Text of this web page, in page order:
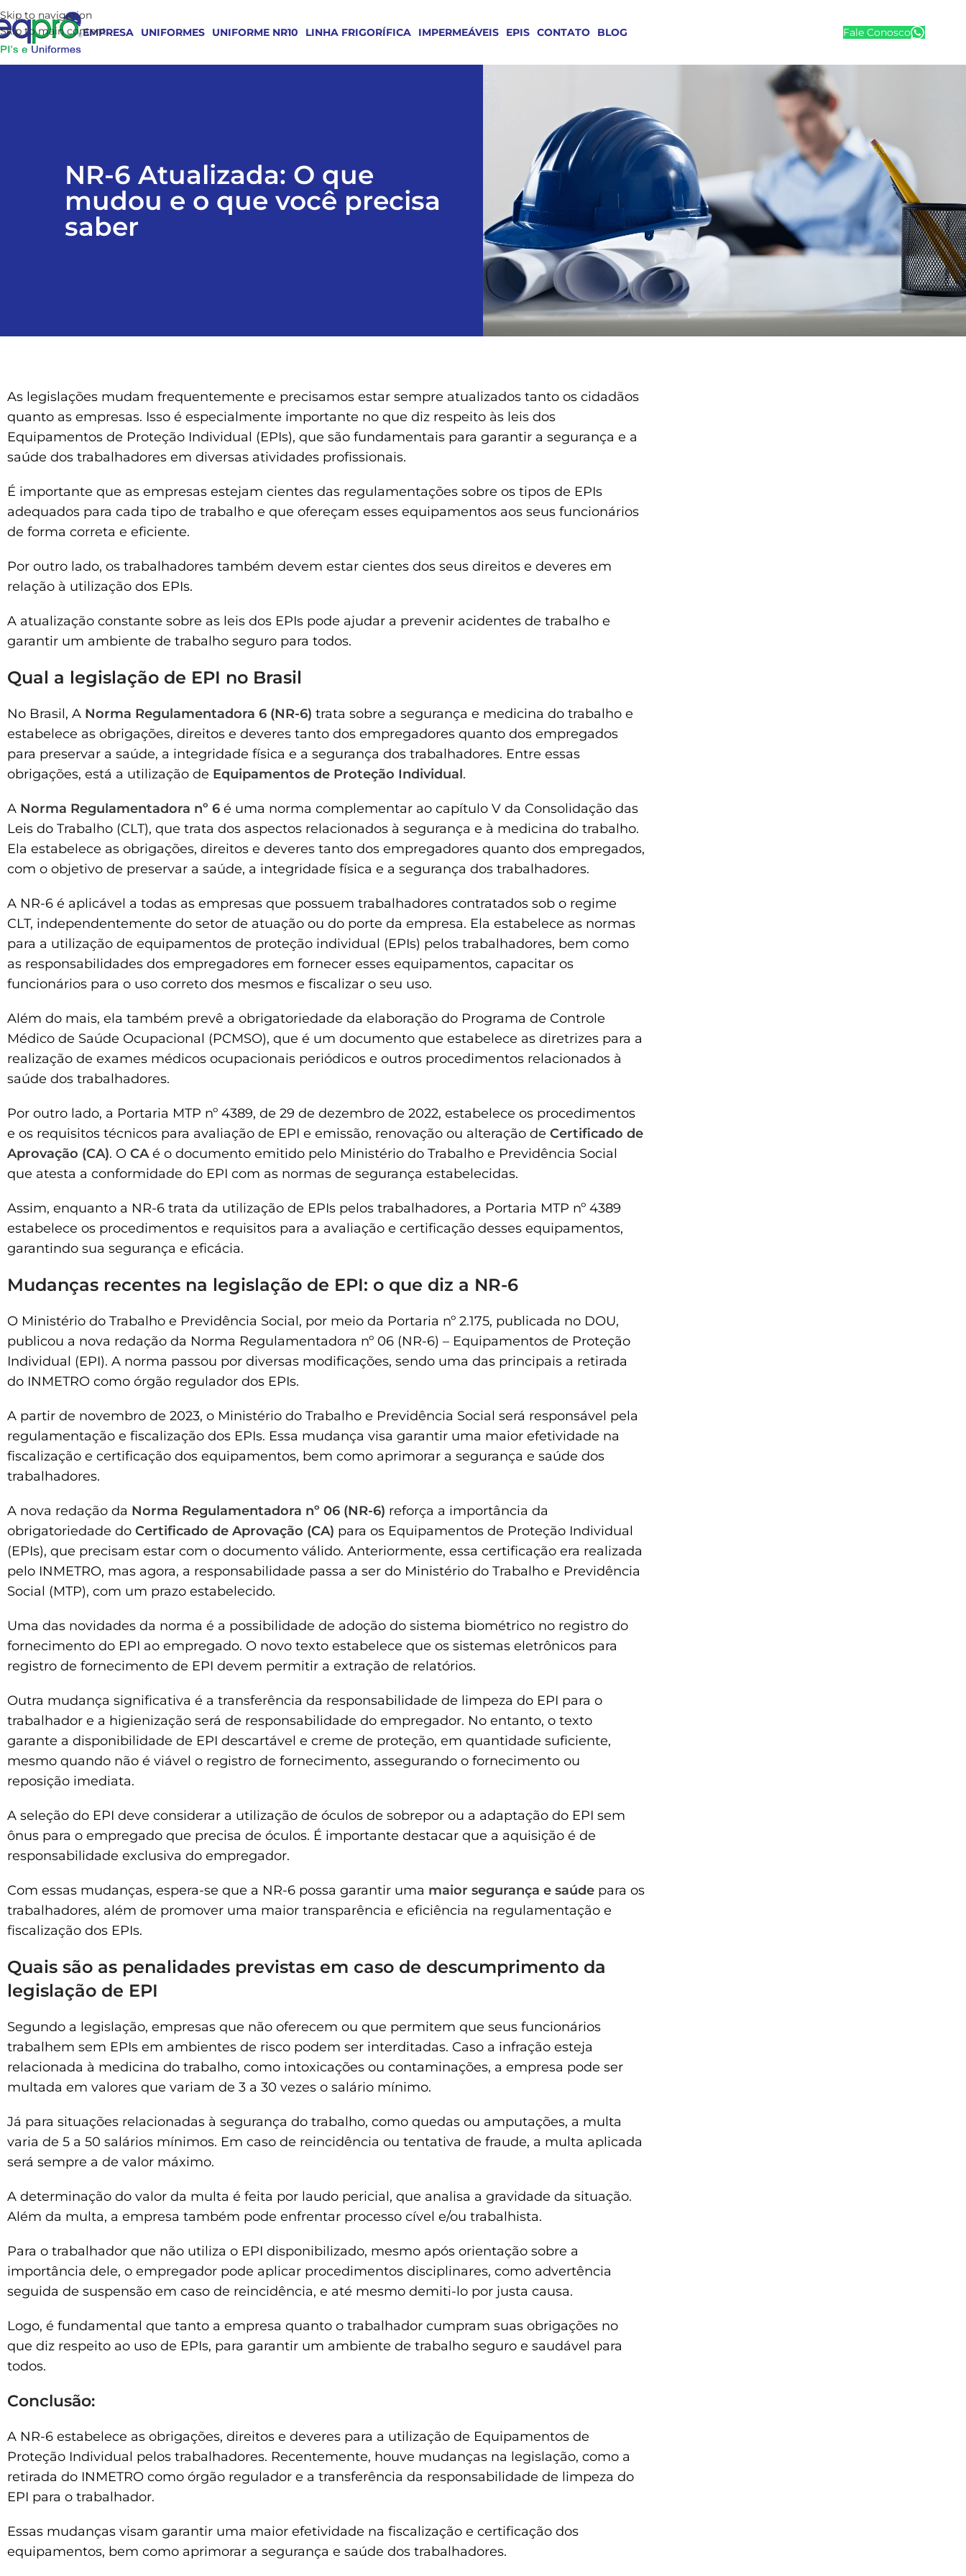
Skip to navigation
Skip to main contentEMPRESA UNIFORMES UNIFORME NR10 LINHA FRIGORÍFICA IMPERMEÁVEIS EPIS CONTATO BLOG Fale Conosco
NR-6 Atualizada: O que
mudou e o que você precisa
saber
As legislações mudam frequentemente e precisamos estar sempre atualizados tanto os cidadãos
quanto as empresas. Isso é especialmente importante no que diz respeito às leis dos
Equipamentos de Proteção Individual (EPIs), que são fundamentais para garantir a segurança e a
saúde dos trabalhadores em diversas atividades profissionais.
É importante que as empresas estejam cientes das regulamentações sobre os tipos de EPIs
adequados para cada tipo de trabalho e que ofereçam esses equipamentos aos seus funcionários
de forma correta e eficiente.
Por outro lado, os trabalhadores também devem estar cientes dos seus direitos e deveres em
relação à utilização dos EPIs.
A atualização constante sobre as leis dos EPIs pode ajudar a prevenir acidentes de trabalho e
garantir um ambiente de trabalho seguro para todos.
Qual a legislação de EPI no Brasil
No Brasil, A Norma Regulamentadora 6 (NR-6) trata sobre a segurança e medicina do trabalho e
estabelece as obrigações, direitos e deveres tanto dos empregadores quanto dos empregados
para preservar a saúde, a integridade física e a segurança dos trabalhadores. Entre essas
obrigações, está a utilização de Equipamentos de Proteção Individual.
A Norma Regulamentadora nº 6 é uma norma complementar ao capítulo V da Consolidação das
Leis do Trabalho (CLT), que trata dos aspectos relacionados à segurança e à medicina do trabalho.
Ela estabelece as obrigações, direitos e deveres tanto dos empregadores quanto dos empregados,
com o objetivo de preservar a saúde, a integridade física e a segurança dos trabalhadores.
A NR-6 é aplicável a todas as empresas que possuem trabalhadores contratados sob o regime
CLT, independentemente do setor de atuação ou do porte da empresa. Ela estabelece as normas
para a utilização de equipamentos de proteção individual (EPIs) pelos trabalhadores, bem como
as responsabilidades dos empregadores em fornecer esses equipamentos, capacitar os
funcionários para o uso correto dos mesmos e fiscalizar o seu uso.
Além do mais, ela também prevê a obrigatoriedade da elaboração do Programa de Controle
Médico de Saúde Ocupacional (PCMSO), que é um documento que estabelece as diretrizes para a
realização de exames médicos ocupacionais periódicos e outros procedimentos relacionados à
saúde dos trabalhadores.
Por outro lado, a Portaria MTP nº 4389, de 29 de dezembro de 2022, estabelece os procedimentos
e os requisitos técnicos para avaliação de EPI e emissão, renovação ou alteração de Certificado de
Aprovação (CA). O CAé o documento emitido pelo Ministério do Trabalho e Previdência Social
que atesta a conformidade do EPI com as normas de segurança estabelecidas.
Assim, enquanto a NR-6 trata da utilização de EPIs pelos trabalhadores, a Portaria MTP nº 4389
estabelece os procedimentos e requisitos para a avaliação e certificação desses equipamentos,
garantindo sua segurança e eficácia.
Mudanças recentes na legislação de EPI: o que diz a NR-6
O Ministério do Trabalho e Previdência Social, por meio da Portaria nº 2.175, publicada no DOU,
publicou a nova redação da Norma Regulamentadora nº 06 (NR-6) – Equipamentos de Proteção
Individual (EPI). A norma passou por diversas modificações, sendo uma das principais a retirada
do INMETRO como órgão regulador dos EPIs.
A partir de novembro de 2023, o Ministério do Trabalho e Previdência Social será responsável pela
regulamentação e fiscalização dos EPIs. Essa mudança visa garantir uma maior efetividade na
fiscalização e certificação dos equipamentos, bem como aprimorar a segurança e saúde dos
trabalhadores.
A nova redação da Norma Regulamentadora nº 06 (NR-6) reforça a importância da
obrigatoriedade do Certificado de Aprovação (CA) para os Equipamentos de Proteção Individual
(EPIs), que precisam estar com o documento válido. Anteriormente, essa certificação era realizada
pelo INMETRO, mas agora, a responsabilidade passa a ser do Ministério do Trabalho e Previdência
Social (MTP), com um prazo estabelecido.
Uma das novidades da norma é a possibilidade de adoção do sistema biométrico no registro do
fornecimento do EPI ao empregado. O novo texto estabelece que os sistemas eletrônicos para
registro de fornecimento de EPI devem permitir a extração de relatórios.
Outra mudança significativa é a transferência da responsabilidade de limpeza do EPI para o
trabalhador e a higienização será de responsabilidade do empregador. No entanto, o texto
garante a disponibilidade de EPI descartável e creme de proteção, em quantidade suficiente,
mesmo quando não é viável o registro de fornecimento, assegurando o fornecimento ou
reposição imediata.
A seleção do EPI deve considerar a utilização de óculos de sobrepor ou a adaptação do EPI sem
ônus para o empregado que precisa de óculos. É importante destacar que a aquisição é de
responsabilidade exclusiva do empregador.
Com essas mudanças, espera-se que a NR-6 possa garantir uma maior segurança e saúde para os
trabalhadores, além de promover uma maior transparência e eficiência na regulamentação e
fiscalização dos EPIs.
Quais são as penalidades previstas em caso de descumprimento da
legislação de EPI
Segundo a legislação, empresas que não oferecem ou que permitem que seus funcionários
trabalhem sem EPIs em ambientes de risco podem ser interditadas. Caso a infração esteja
relacionada à medicina do trabalho, como intoxicações ou contaminações, a empresa pode ser
multada em valores que variam de 3 a 30 vezes o salário mínimo.
Já para situações relacionadas à segurança do trabalho, como quedas ou amputações, a multa
varia de 5 a 50 salários mínimos. Em caso de reincidência ou tentativa de fraude, a multa aplicada
será sempre a de valor máximo.
A determinação do valor da multa é feita por laudo pericial, que analisa a gravidade da situação.
Além da multa, a empresa também pode enfrentar processo cível e/ou trabalhista.
Para o trabalhador que não utiliza o EPI disponibilizado, mesmo após orientação sobre a
importância dele, o empregador pode aplicar procedimentos disciplinares, como advertência
seguida de suspensão em caso de reincidência, e até mesmo demiti-lo por justa causa.
Logo, é fundamental que tanto a empresa quanto o trabalhador cumpram suas obrigações no
que diz respeito ao uso de EPIs, para garantir um ambiente de trabalho seguro e saudável para
todos.
Conclusão:
A NR-6 estabelece as obrigações, direitos e deveres para a utilização de Equipamentos de
Proteção Individual pelos trabalhadores. Recentemente, houve mudanças na legislação, como a
retirada do INMETRO como órgão regulador e a transferência da responsabilidade de limpeza do
EPI para o trabalhador.
Essas mudanças visam garantir uma maior efetividade na fiscalização e certificação dos
equipamentos, bem como aprimorar a segurança e saúde dos trabalhadores.